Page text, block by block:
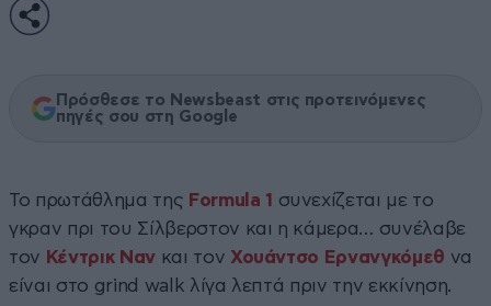
Πρόσθεσε το Newsbeast στις προτεινόμενες
πηγές σου στη Google
Το πρωτάθλημα της Formula 1 συνεχίζεται με το
γκραν πρι του Σίλβερστον και η κάμερα… συνέλαβε
τον Κέντρικ Νανκαι τον Χουάντσο Ερνανγκόμεθ να
είναι στο grind walk λίγα λεπτά πριν την εκκίνηση.